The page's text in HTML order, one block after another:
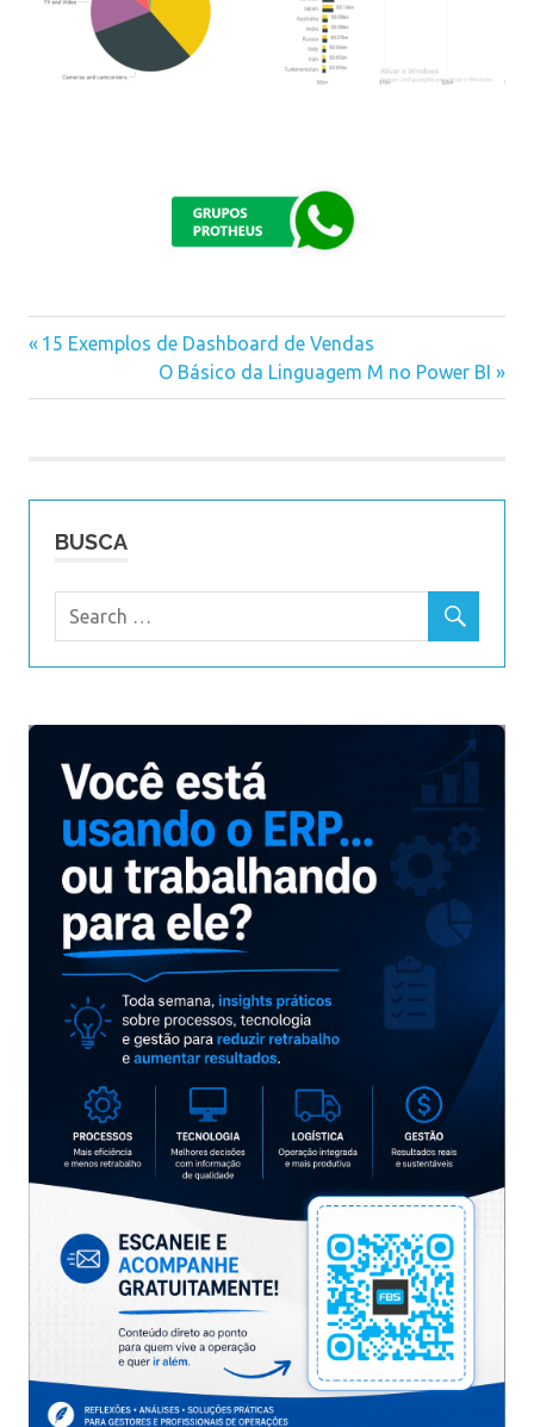
Navegação
Previous
15 Exemplos de Dashboard de Vendas
Next
Post:
O Básico da Linguagem M no Power BI
BUSCA